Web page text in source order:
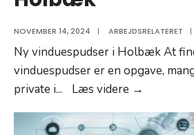
NOVEMBER 14, 2024 | ARBEJDSRELATERET |
Ny vinduespudser i Holbæk At
vinduespudser er en opgave,
private i... Læs videre →
i